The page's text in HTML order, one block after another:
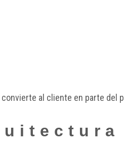
al cliente en parte del